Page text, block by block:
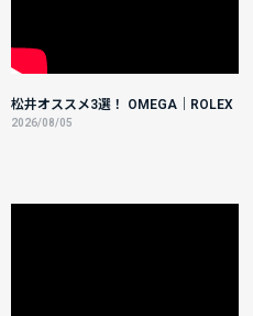
松井オススメ3選！ OMEGA｜ROLEX
2026/08/05